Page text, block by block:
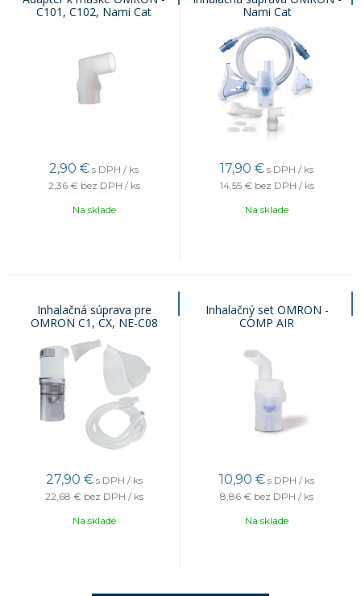
C101, C102, Nami Cat
2,90 € s DPH / ks
2,36 € bez DPH / ks
Na sklade
Nami Cat
17,90 € s DPH / ks
14,55 € bez DPH / ks
Na sklade
Inhalačná súprava pre
OMRON C1, CX, NE-C08
27,90 € s DPH / ks
22,68 € bez DPH / ks
Na sklade
Inhalačný set OMRON -
COMP AIR
10,90 € s DPH / ks
8,86 € bez DPH / ks
Na sklade